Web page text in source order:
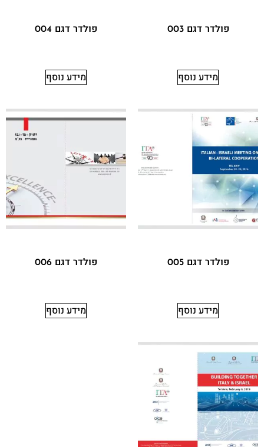
פולדר דגם 003
מידע נוסף
פולדר דגם 004
מידע נוסף
פולדר דגם 005
מידע נוסף
פולדר דגם 006
מידע נוסף